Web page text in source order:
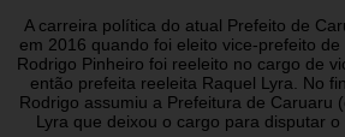
A carreira política do atual Prefeito de
em 2016 quando foi eleito vice-prefeito de
Rodrigo Pinheiro foi reeleito no cargo de
então prefeita reeleita Raquel Lyra. No
Rodrigo assumiu a Prefeitura de Caruaru
Lyra que deixou o cargo para disputar o